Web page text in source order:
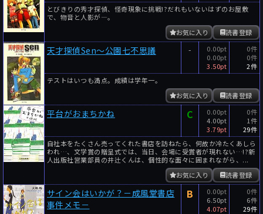
とびきりの秀才探偵、怪奇現象に挑戦!?だれもいないはずのお屋敷
で、物音と人影が―。
読書登録
お気に入り
天才探偵Sen～公園七不思議 -
0.00pt
0.00pt
3.50pt
0件
0件
2件
テストはいつも満点。成績は学年一。
読書登録
お気に入り
平台がおまちかね C
0.00pt
4.00pt
3.79pt
0件
1件
29件
自社本をたくさん売ってくれた書店を訪ねたら、何故か冷たくあしら
われ…、文学賞の贈呈式では、当日、会場に受賞者が現れない…!?新
人出版社営業部員の井辻くんは、個性的な面々に囲まれながら、...
読書登録
お気に入り
サイン会はいかが？－成風堂書店
事件メモ－
B
0.00pt
6.50pt
4.07pt
0件
6件
29件